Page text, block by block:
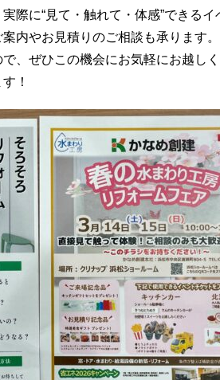
際に“見て・触れて・体感”できるイ
内やお見積りのご相談も承ります。
、ぜひこの機会にお気軽にお越し
！